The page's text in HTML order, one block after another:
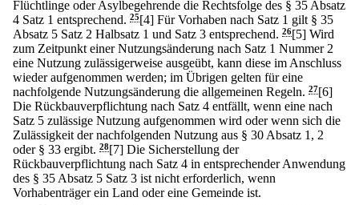
Flüchtlinge oder Asylbegehrende die Rechtsfolge des § 35 Absatz
4 Satz 1 entsprechend. 25[4] Für Vorhaben nach Satz 1 gilt § 35
Absatz 5 Satz 2 Halbsatz 1 und Satz 3 entsprechend. 26[5] Wird
zum Zeitpunkt einer Nutzungsänderung nach Satz 1 Nummer 2
eine Nutzung zulässigerweise ausgeübt, kann diese im Anschluss
wieder aufgenommen werden; im Übrigen gelten für eine
nachfolgende Nutzungsänderung die allgemeinen Regeln. 27[6]
Die Rückbauverpflichtung nach Satz 4 entfällt, wenn eine nach
Satz 5 zulässige Nutzung aufgenommen wird oder wenn sich die
Zulässigkeit der nachfolgenden Nutzung aus § 30 Absatz 1, 2
oder § 33 ergibt. 28[7] Die Sicherstellung der
Rückbauverpflichtung nach Satz 4 in entsprechender Anwendung
des § 35 Absatz 5 Satz 3 ist nicht erforderlich, wenn
Vorhabenträger ein Land oder eine Gemeinde ist.